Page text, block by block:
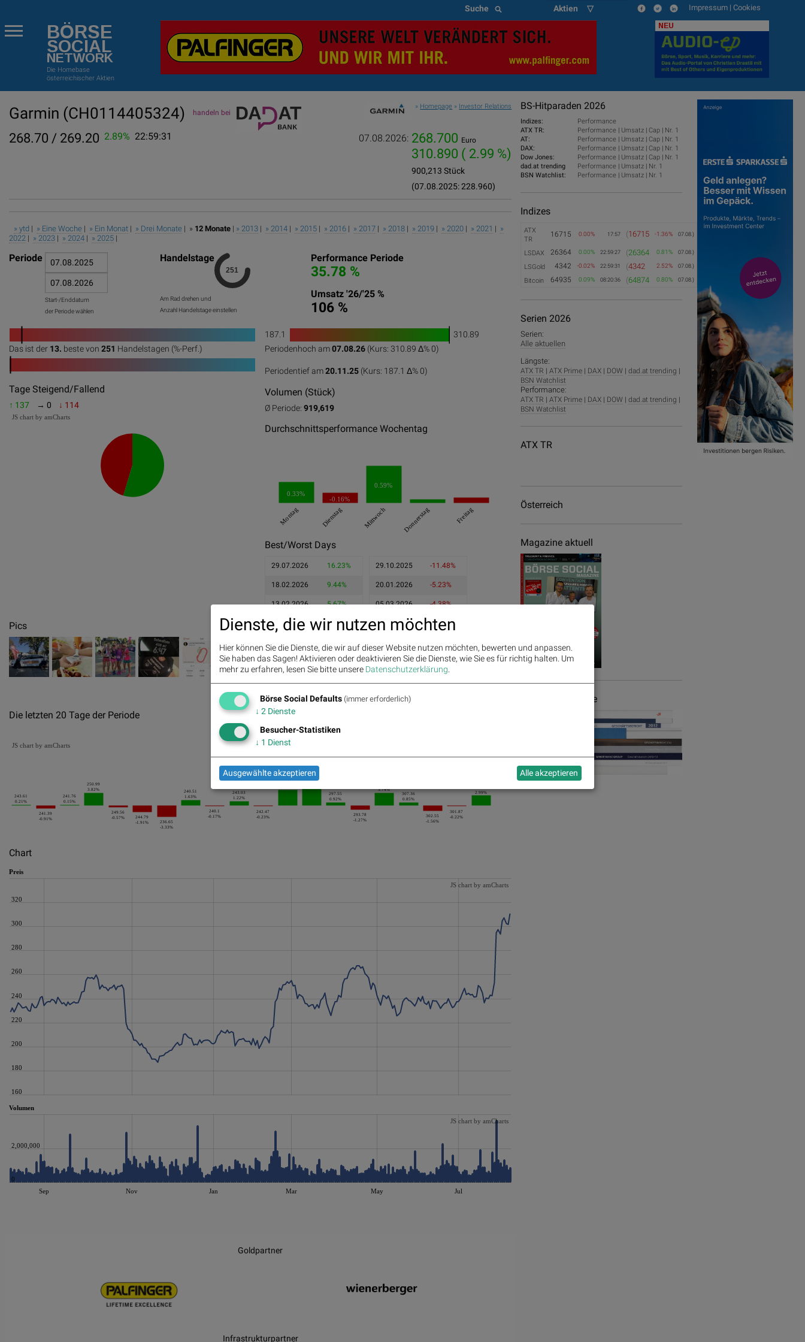
Suche Aktien ▽ Impressum | Cookies
BÖRSE
SOCIAL
NETWORK
Die Homebase
österreichischer Aktien
NEU
Garmin (CH0114405324) handeln bei
» Homepage » Investor Relations
07.08.2026: 268.700 Euro
310.890 ( 2.99 %)
900,213 Stück
(07.08.2025: 228.960)
268.70 / 269.20 2.89% 22:59:31
» ytd | » Eine Woche | » Ein Monat | » Drei Monate | » 12 Monate | » 2013 | » 2014 | » 2015 | » 2016 | » 2017 | » 2018 | » 2019 | » 2020 | » 2021 | »
2022 | » 2023 | » 2024 | » 2025 |
Periode
Start-/Enddatum
der Periode wählen
Handelstage
Am Rad drehen und
Anzahl Handelstage einstellen
Performance Periode
35.78 %
Umsatz '26/'25 %
106 %
0 60
Das ist der 13. beste von 251 Handelstagen (%-Perf.)
0 40
Tage Steigend/Fallend
↑ 137 → 0 ↓ 114
JS chart by amCharts
187.1
1
50
310.89
Periodenhoch am07.08.26 (Kurs: 310.89 Δ% 0)
Periodentief am20.11.25 (Kurs: 187.1 Δ% 0)
Volumen (Stück)
Ø Periode:919,619
Durchschnittsperformance Wochentag
0.33%
-0.16%
0.59%
Montag Dienstag Mittwoch Donnerstag Freitag
Best/Worst Days
29.07.2026 16.23%
18.02.2026 9.44%
13.02.2026 5.67%
29.10.2025 -11.48%
20.01.2026 -5.23%
05.03.2026 -4.38%
Pics
Die letzten 20 Tage der Periode
243.61
0.21%
241.39
-0.91%
241.76
0.15%
250.99
3.82%
249.56
-0.57%
244.79
-1.91%
236.65
-3.33%
240.51
1.63%
240.1
-0.17%
243.03
1.22%
242.47
-0.23%
253.65
297.55
0.92%
293.78
-1.27%
3.74%
307.36
0.85%
302.55
-1.56%
301.87
-0.22%
2.99%
JS chart by amCharts
Chart
Preis
160
180
200
220
240
260
280
300
320
JS chart by amCharts
Volumen
Sep Nov Jan Mar May Jul
0
2,000,000
JS chart by amCharts
Goldpartner
Infrastrukturpartner
BS-Hitparaden 2026
Indizes:
Performance
ATX TR:
Performance | Umsatz |Cap | Nr. 1
AT:
Performance | Umsatz |Cap | Nr. 1
DAX:
Performance | Umsatz |Cap | Nr. 1
Dow Jones:
Performance | Umsatz |Cap | Nr. 1
dad.at trending
Performance | Umsatz | Nr. 1
BSN Watchlist:
Performance | Umsatz | Nr. 1
Indizes
ATX
TR
16715 0.00% 17:57 (16715 -1.36% 07.08.)
LSDAX 26364 0.00% 22:59:27 (26364 0.81% 07.08.)
LSGold 4342 -0.02% 22:59:31 (4342 2.52% 07.08.)
Bitcoin 64935 0.09% 08:20:36 (64874 0.80% 07.08.)
Serien 2026
Serien:
Alle aktuellen
Längste:
ATX TR |ATX Prime | DAX | DOW |dad.at trending |
BSN Watchlist
Performance:
ATX TR |ATX Prime | DAX | DOW |dad.at trending |
BSN Watchlist
ATX TR
Österreich
Magazine aktuell
Geschäftsberichte
Dienste, die wir nutzen möchten
Hier können Sie die Dienste, die wir auf dieser Website nutzen möchten, bewerten und anpassen.
Sie haben das Sagen! Aktivieren oder deaktivieren Sie die Dienste, wie Sie es für richtig halten. Um
mehr zu erfahren, lesen Sie bitte unsere Datenschutzerklärung
Börse Social Defaults (immer erforderlich)
↓ 2 Dienste
Besucher-Statistiken
↓ 1 Dienst
Ausgewählte akzeptieren Alle akzeptieren